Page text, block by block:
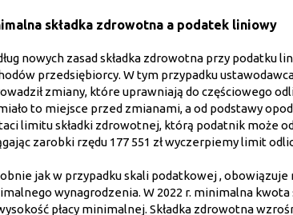
składka zdrowotna a podatek liniowy
nowych zasad składka zdrowotna przy podatku
przedsiębiorcy. W tym przypadku
zmiany, które uprawniają do częściowego
to miejsce przed zmianami, a od podstawy
limitu składki zdrowotnej, którą podatnik może
zarobki rzędu 177 551 zł wyczerpiemy limit
jak w przypadku skali podatkowej ,
wynagrodzenia. W 2022 r. minimalna kwota
płacy minimalnej. Składka zdrowotna